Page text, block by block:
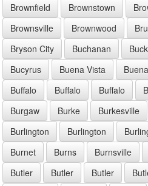
Brownfield
Brownstown
Brownsville
Brownwood
Bryson City
Buchanan
Bucyrus
Buena Vista
Buffalo
Buffalo Buffalo
Burgaw
Burke Burkesville
Burlington
Burlington
Burnet
Burns Burnsville
Butler
Butler Butler